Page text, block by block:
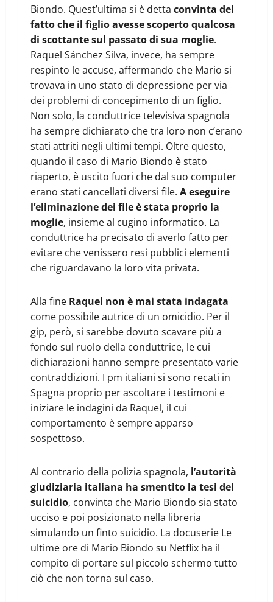
Biondo. Quest’ultima si è detta convinta del
fatto che il figlio avesse scoperto qualcosa
di scottante sul passato di sua moglie.
Raquel Sánchez Silva, invece, ha sempre
respinto le accuse, affermando che Mario si
trovava in uno stato di depressione per via
dei problemi di concepimento di un figlio.
Non solo, la conduttrice televisiva spagnola
ha sempre dichiarato che tra loro non c’erano
stati attriti negli ultimi tempi. Oltre questo,
quando il caso di Mario Biondo è stato
riaperto, è uscito fuori che dal suo computer
erano stati cancellati diversi file. A eseguire
l’eliminazione dei file è stata proprio la
moglie, insieme al cugino informatico. La
conduttrice ha precisato di averlo fatto per
evitare che venissero resi pubblici elementi
che riguardavano la loro vita privata.
Alla fine Raquel non è mai stata indagata
come possibile autrice di un omicidio. Per il
gip, però, si sarebbe dovuto scavare più a
fondo sul ruolo della conduttrice, le cui
dichiarazioni hanno sempre presentato varie
contraddizioni. I pm italiani si sono recati in
Spagna proprio per ascoltare i testimoni e
iniziare le indagini da Raquel, il cui
comportamento è sempre apparso
sospettoso.
Al contrario della polizia spagnola, l’autorità
giudiziaria italiana ha smentito la tesi del
suicidio, convinta che Mario Biondo sia stato
ucciso e poi posizionato nella libreria
simulando un finto suicidio. La docuserie Le
ultime ore di Mario Biondo su Netflix ha il
compito di portare sul piccolo schermo tutto
ciò che non torna sul caso.